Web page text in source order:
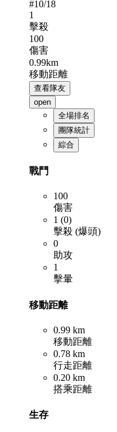
#10/18
1
擊殺
100
傷害
0.99km
移動距離
查看隊友
open
全場排名
團隊統計
綜合
戰鬥
100
傷害
1 (0)
擊殺 (爆頭)
0
助攻
1
擊暈
移動距離
0.99 km
移動距離
0.78 km
行走距離
0.20 km
搭乘距離
生存